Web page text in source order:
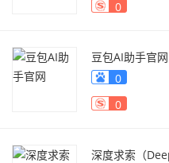
0
豆包AI助手官网
0
0
深度求索（